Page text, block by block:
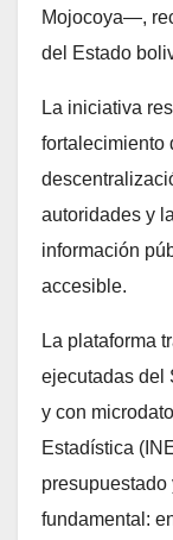
Mojocoya—,
del Estado
La iniciativa
fortalecimiento
autoridades y
información
accesible.
La plataforma
ejecutadas del
y con
Estadística
fundamental: